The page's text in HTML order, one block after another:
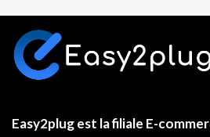
Easy2plugest la filiale E-